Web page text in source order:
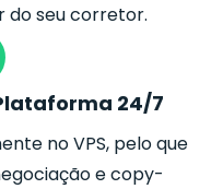
do seu corretor.
24/7
no VPS, pelo que
e copy-